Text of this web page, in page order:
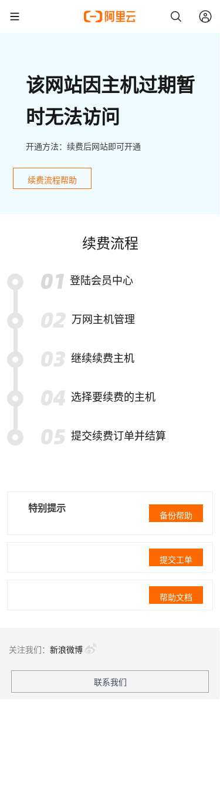
该网站因主机过期暂
时无法访问
开通方法：续费后网站即可开通
续费流程帮助
续费流程
登陆会员中心
万网主机管理
继续续费主机
选择要续费的主机
提交续费订单并结算
特别提示
备份帮助
提交工单
帮助文档